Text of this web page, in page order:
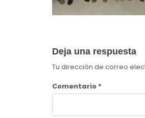
Deja una respuesta
Tu dirección de correo
Comentario *